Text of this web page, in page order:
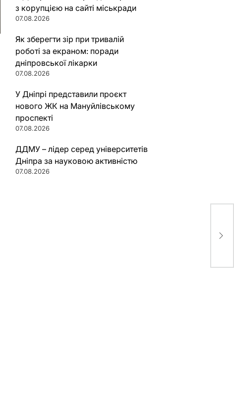
з корупцією на сайті міськради
07.08.2026
Як зберегти зір при тривалій
роботі за екраном: поради
дніпровської лікарки
07.08.2026
У Дніпрі представили проєкт
нового ЖК на Мануйлівському
проспекті
07.08.2026
ДДМУ – лідер серед університетів
Дніпра за науковою активністю
07.08.2026